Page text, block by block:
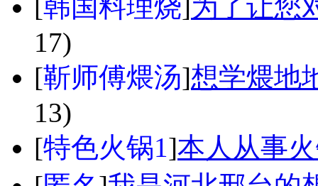
韩国料理烧 为了让您
17)
[靳师傅煨汤]想学煨地
13)
[特色火锅1 ]本人从事